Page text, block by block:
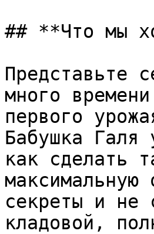
## **Что мы
Представьте
много
первого
Бабушка Галя
как сделать
секреты и не
кладовой,